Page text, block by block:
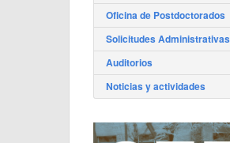
Oficina de Postdoctorados
Solicitudes Administrativas
Auditorios
Noticias y actividades